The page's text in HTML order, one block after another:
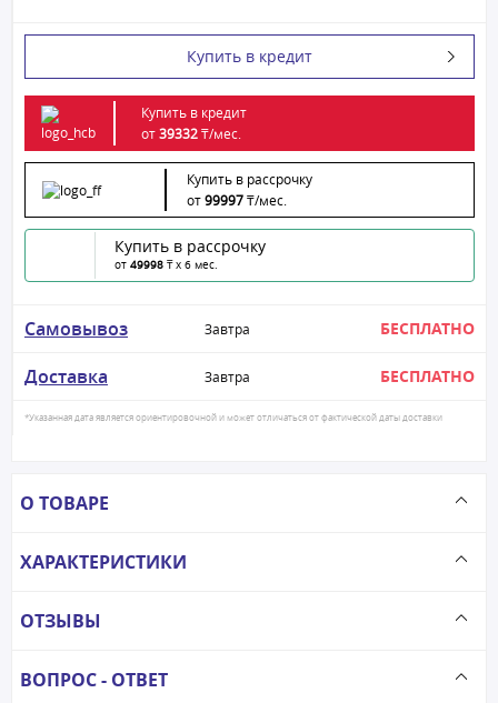
Купить в кредит
Купить в кредит
от39332₸/мес.
Купить в рассрочку
от99997₸/мес.
Купить в рассрочку
от 49998 ₸ x 6 мес.
Самовывоз Завтра БЕСПЛАТНО
Доставка Завтра БЕСПЛАТНО
*Указанная дата является ориентировочной и может отличаться от фактической даты доставки
О ТОВАРЕ
ХАРАКТЕРИСТИКИ
ОТЗЫВЫ
ВОПРОС - ОТВЕТ